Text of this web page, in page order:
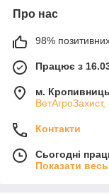
Про нас
98% позитивних
Працює з
м.
Контакти
Сьогодні
Показати